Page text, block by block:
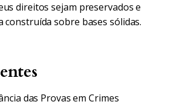
direitos sejam preservados e
construída sobre bases sólidas.
das Provas em Crimes